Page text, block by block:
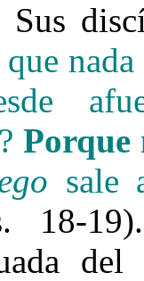
Sus
nada
?Porque
sale
18-